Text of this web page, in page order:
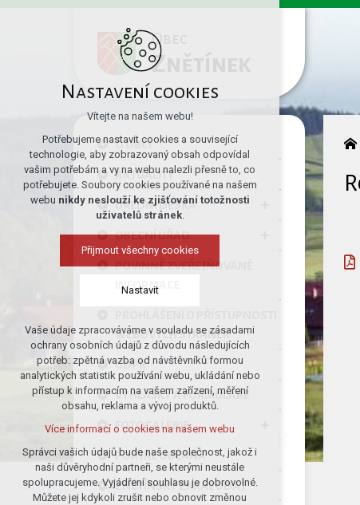
Obec
Znětínek
O OBCI
AKTUALITY
ÚŘEDNÍ DESKA
OBECNÍ ÚŘAD
POVINNĚ ZVEŘEJŇOVANÉ
INFORMACE
WEBOVÝCH STRÁNEK
GDPR
VYHLÁŠKY A FORMULÁŘE
FOTOGALERIE
PORTÁL OBČANA
ZNĚTÍNSKÝ ZPRAVODAJ
Nastavení cookies
Vítejte na našem webu!
Potřebujeme nastavit cookies a související
technologie, aby zobrazovaný obsah odpovídal
vašim potřebám a vy na webu nalezli přesně to, co
potřebujete. Soubory cookies používané na našem
webu nikdy neslouží ke zjišťování totožnosti
uživatelů stránek.
Přijmout všechny cookies
Nastavit
Technická cookies
nutná pro provozování webu
udržení kontextu stránek (session):
případná přihlášení, volby jazyka, apod.
Volitelná cookies
analytická pro anonymizované
vyhodnocení návštěvnosti
marketingová cookies (Google)
Více informací o cookies na našem webu
Vaše údaje zpracováváme v souladu se zásadami
ochrany osobních údajů z důvodu následujících
potřeb: zpětná vazba od návštěvníků formou
analytických statistik používání webu, ukládání nebo
přístup k informacím na vašem zařízení, měření
obsahu, reklama a vývoj produktů.
Více informací o cookies na našem webu
Správci vašich údajů bude naše společnost, jakož i
naši důvěryhodní partneři, se kterými neustále
spolupracujeme. Vyjádření souhlasu je dobrovolné.
Můžete jej kdykoli zrušit nebo obnovit změnou